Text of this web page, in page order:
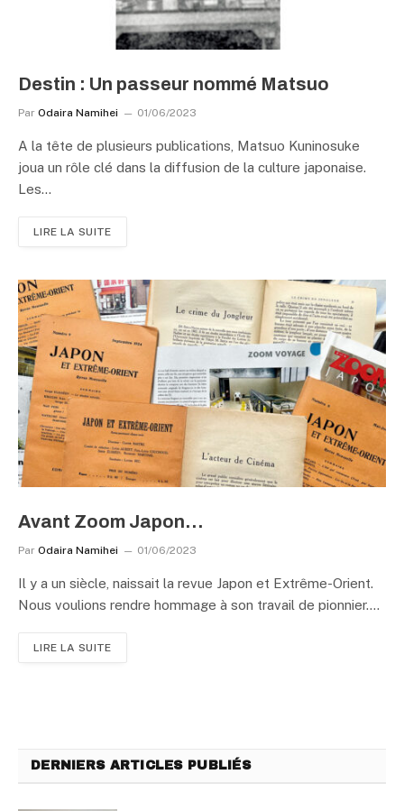
Destin : Un passeur nommé Matsuo
Par Odaira Namihei 01/06/2023
A la tête de plusieurs publications, Matsuo Kuninosuke
joua un rôle clé dans la diffusion de la culture japonaise.
Les…
LIRE LA SUITE
Avant Zoom Japon…
Par Odaira Namihei 01/06/2023
Il y a un siècle, naissait la revue Japon et Extrême-Orient.
Nous voulions rendre hommage à son travail de pionnier.…
LIRE LA SUITE
DERNIERS ARTICLES PUBLIÉS